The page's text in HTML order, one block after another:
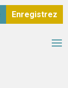
Enregistrez